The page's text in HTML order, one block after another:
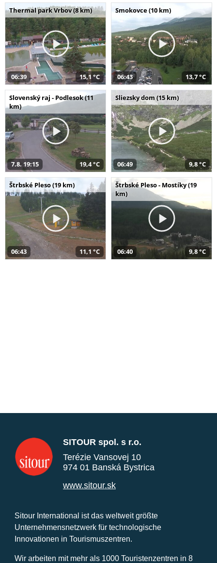
Thermal park Vrbov (8 km)
06:39 15,1 °C
Smokovce (10 km)
06:43 13,7 °C
Slovenský raj - Podlesok (11
km)
7.8. 19:15 19,4 °C
Sliezsky dom (15 km)
06:49 9,8 °C
Štrbské Pleso (19 km)
06:43 11,1 °C
Štrbské Pleso - Mostíky (19
km)
06:40 9,8 °C
SITOUR spol. s r.o.
Terézie Vansovej 10
974 01 Banská Bystrica
www.sitour.sk
Sitour International ist das weltweit größte
Unternehmensnetzwerk für technologische
Innovationen in Tourismuszentren.
Wir arbeiten mit mehr als 1000 Touristenzentren in 8